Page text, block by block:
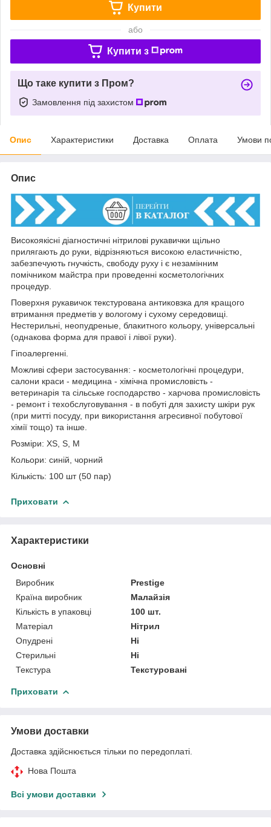
Купити
або
Купити з
Що таке купити з Пром?
Замовлення під захистом
Опис Характеристики Доставка Оплата Умови
Опис
Високоякісні діагностичні нітрилові рукавички щільно
прилягають до руки, відрізняються високою еластичністю,
забезпечують гнучкість, свободу руху і є незамінним
помічником майстра при проведенні косметологічних
процедур.
Поверхня рукавичок текстурована антиковзка для кращого
втримання предметів у вологому і сухому середовищі.
Нестерильні, неопудреные, блакитного кольору, універсальні
(однакова форма для правої і лівої руки).
Гіпоалергенні.
Можливі сфери застосування: - косметологічні процедури,
салони краси - медицина - хімічна промисловість -
ветеринарія та сільське господарство - харчова промисловість
- ремонт і техобслуговування - в побуті для захисту шкіри рук
(при митті посуду, при використання агресивної побутової
хімії тощо) та інше.
Розміри: XS, S, M
Кольори: синій, чорний
Кількість: 100 шт (50 пар)
Приховати
Характеристики
Основні
Виробник
Prestige
Країна виробник
Малайзія
Кількість в упаковці
100 шт.
Матеріал
Нітрил
Опудрені
Ні
Стерильні
Ні
Текстура
Текстуровані
Приховати
Умови доставки
Доставка здійснюється тільки по передоплаті.
Нова Пошта
Всі умови доставки